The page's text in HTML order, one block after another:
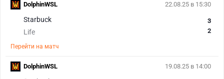
22.08.25 в 15:30
Starbuck
Life
3
2
Перейти на матч
DolphinWSL
19.08.25 в 14:00
DolphinWSL